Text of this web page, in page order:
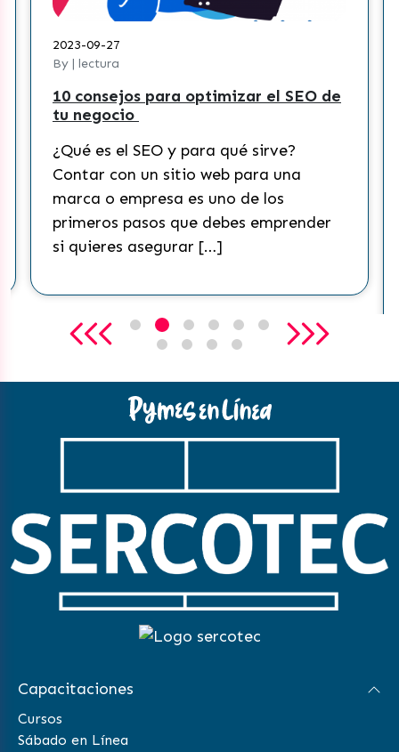
2023-09-27
By | lectura
10 consejos para optimizar el SEO de
tu negocio
¿Qué es el SEO y para qué sirve?
Contar con un sitio web para una
marca o empresa es uno de los
primeros pasos que debes emprender
si quieres asegurar […]
Capacitaciones
Cursos
Sábado en Línea